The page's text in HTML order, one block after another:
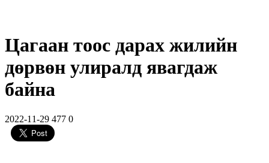
Цагаан тоос дарах жилийн
дөрвөн улиралд явагдаж
байна
2022-11-29 477 0